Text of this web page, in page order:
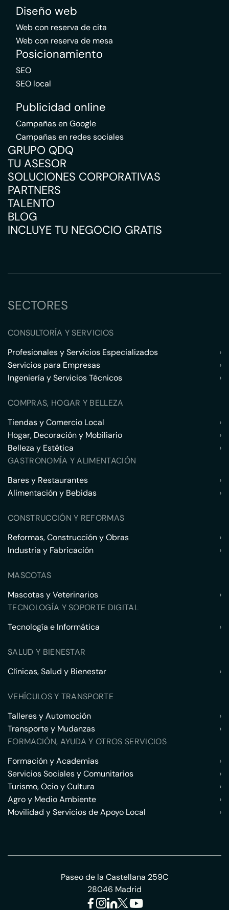
Diseño web
Web con reserva de cita
Web con reserva de mesa
Posicionamiento
SEO
SEO local
Publicidad online
Campañas en Google
Campañas en redes sociales
GRUPO QDQ
TU ASESOR
SOLUCIONES CORPORATIVAS
PARTNERS
TALENTO
BLOG
INCLUYE TU NEGOCIO GRATIS
SECTORES
CONSULTORÍA Y SERVICIOS
Profesionales y Servicios Especializados
›
Servicios para Empresas
›
Ingeniería y Servicios Técnicos
›
COMPRAS, HOGAR Y BELLEZA
Tiendas y Comercio Local
›
Hogar, Decoración y Mobiliario
›
Belleza y Estética
›
GASTRONOMÍA Y ALIMENTACIÓN
Bares y Restaurantes
›
Alimentación y Bebidas
›
CONSTRUCCIÓN Y REFORMAS
Reformas, Construcción y Obras
›
Industria y Fabricación
›
MASCOTAS
Mascotas y Veterinarios
›
TECNOLOGÍA Y SOPORTE DIGITAL
Tecnología e Informática
›
SALUD Y BIENESTAR
Clínicas, Salud y Bienestar
›
VEHÍCULOS Y TRANSPORTE
Talleres y Automoción
›
Transporte y Mudanzas
›
FORMACIÓN, AYUDA Y OTROS SERVICIOS
Formación y Academias
›
Servicios Sociales y Comunitarios
›
Turismo, Ocio y Cultura
›
Agro y Medio Ambiente
›
Movilidad y Servicios de Apoyo Local
›
Paseo de la Castellana 259C
28046 Madrid